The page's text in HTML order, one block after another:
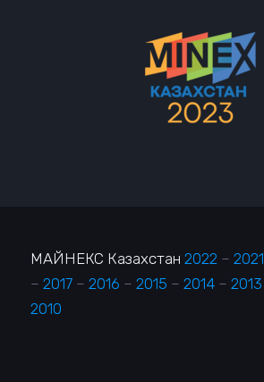
МАЙНЕКС Казахстан2022 – 2021
– 2017 – 2016 – 2015 – 2014 – 2013
2010